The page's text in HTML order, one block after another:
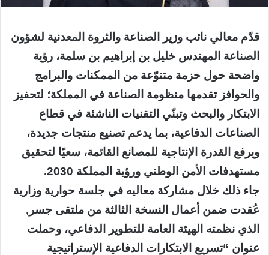
قدّم معالي نائب وزير الصناعة والثروة المعدنية لشؤون
الصناعة المهندس خليل بن إبراهيم بن سلمة، رؤية
واضحة حول حزمة متنوّعة من الممكنات والبرامج
والحوافز تقدمها منظومة الصناعة في المملكة؛ لتحفيز
الابتكار والبحث وتبنّي التقنيات الناشئة في قطاع
الصناعات الدفاعية، بما يدعم تصنيع منتجات جديدة،
ويرفع القدرة الإنتاجية للمصانع القائمة، سعيًا لتحقيق
مستهدفات الأمن الوطني ورؤية المملكة 2030.
جاء ذلك خلال مشاركة معاليه في جلسة حوارية وزارية
عُقدت ضمن أعمال النسخة الثالثة من ملتقى جسر,
الذي نظمته الهيئة العامة للتطوير الدفاعي، وحملت
عنوان “تسريع الابتكارات الدفاعية الإستراتيجية